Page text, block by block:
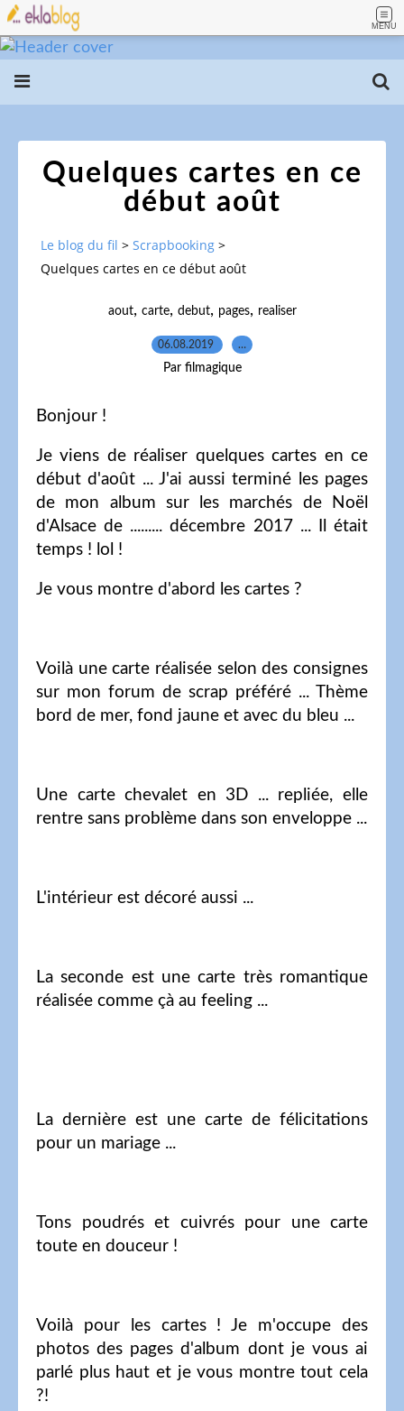
MENU
Quelques cartes en ce
début août
Le blog du fil > Scrapbooking >
Quelques cartes en ce début août
aout, carte, debut, pages, realiser
06.08.2019 …
Par filmagique
Bonjour !
Je viens de réaliser quelques cartes en ce
début d'août ... J'ai aussi terminé les pages
de mon album sur les marchés de Noël
d'Alsace de ......... décembre 2017 ... Il était
temps ! lol !
Je vous montre d'abord les cartes ?
Voilà une carte réalisée selon des consignes
sur mon forum de scrap préféré ... Thème
bord de mer, fond jaune et avec du bleu ...
Une carte chevalet en 3D ... repliée, elle
rentre sans problème dans son enveloppe ...
L'intérieur est décoré aussi ...
La seconde est une carte très romantique
réalisée comme çà au feeling ...
La dernière est une carte de félicitations
pour un mariage ...
Tons poudrés et cuivrés pour une carte
toute en douceur !
Voilà pour les cartes ! Je m'occupe des
photos des pages d'album dont je vous ai
parlé plus haut et je vous montre tout cela
?!